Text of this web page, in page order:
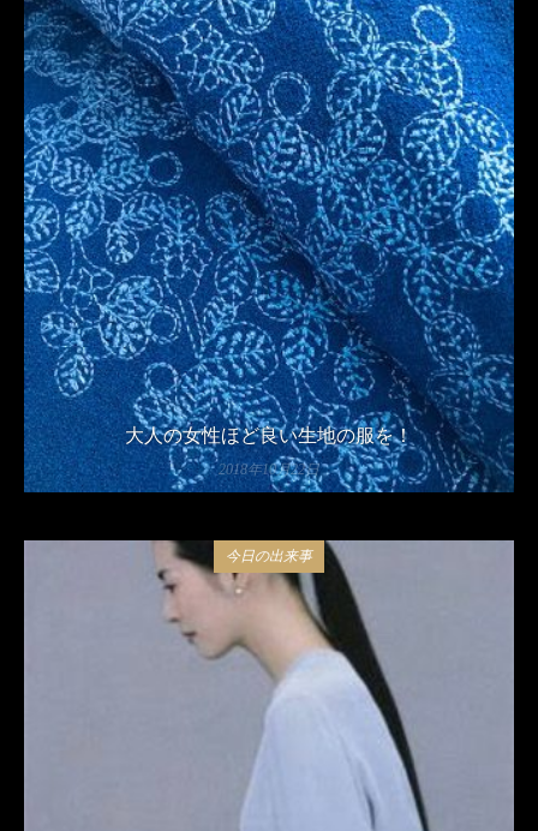
大人の女性ほど良い生地の服を！
2018年10月22日
今日の出来事